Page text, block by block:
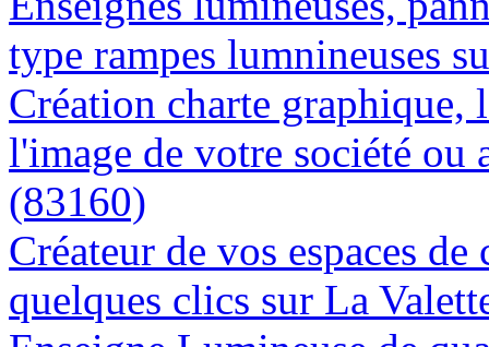
type rampes lumnineuses
Création charte graphique,
l'image de votre société ou
(83160)
Créateur de vos espaces
quelques clics sur La